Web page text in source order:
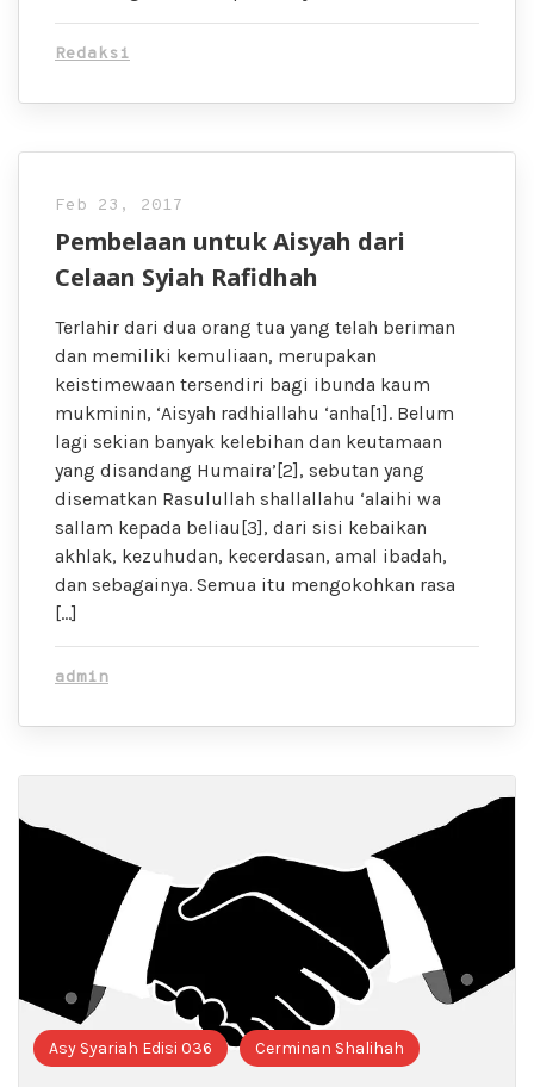
Redaksi
Feb 23, 2017
Pembelaan untuk Aisyah dari
Celaan Syiah Rafidhah
Terlahir dari dua orang tua yang telah beriman
dan memiliki kemuliaan, merupakan
keistimewaan tersendiri bagi ibunda kaum
mukminin, ‘Aisyah radhiallahu ‘anha[1]. Belum
lagi sekian banyak kelebihan dan keutamaan
yang disandang Humaira’[2], sebutan yang
disematkan Rasulullah shallallahu ‘alaihi wa
sallam kepada beliau[3], dari sisi kebaikan
akhlak, kezuhudan, kecerdasan, amal ibadah,
dan sebagainya. Semua itu mengokohkan rasa
[…]
admin
Asy Syariah Edisi 036 Cerminan Shalihah